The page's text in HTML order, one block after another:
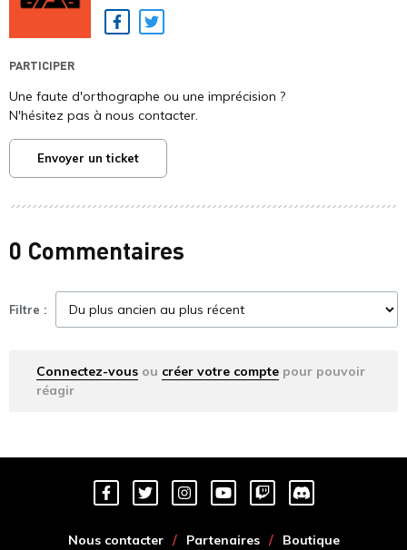
Facebook
Twitter
PARTICIPER
Une faute d'orthographe ou une imprécision ?
N'hésitez pas à nous contacter.
Envoyer un ticket
0 Commentaires
Filtre :
Connectez-vous ou créer votre compte pour pouvoir
réagir
Nous contacter Partenaires
Boutique